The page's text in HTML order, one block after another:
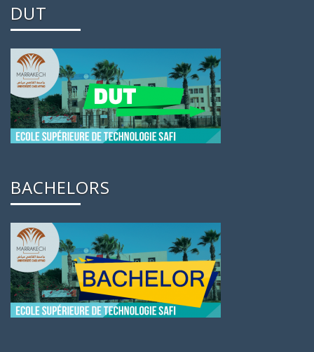
DUT
BACHELORS